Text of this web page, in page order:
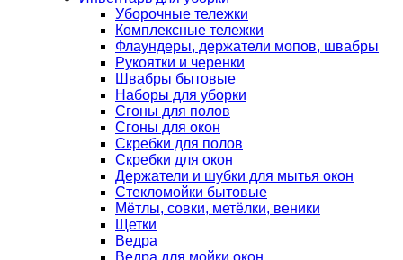
Уборочные тележки
Комплексные тележки
Флаундеры, держатели мопов, швабры
Рукоятки и черенки
Швабры бытовые
Наборы для уборки
Сгоны для полов
Сгоны для окон
Скребки для полов
Скребки для окон
Держатели и шубки для мытья окон
Стекломойки бытовые
Мётлы, совки, метёлки, веники
Щетки
Ведра
Ведра для мойки окон